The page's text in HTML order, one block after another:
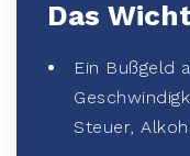
Das
Ein Bußgeld
Steuer,